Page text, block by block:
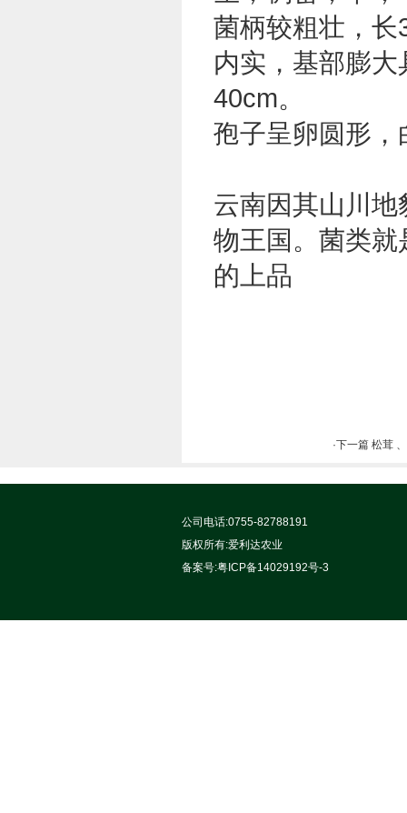
菌柄较粗壮，长
内实，基部膨
40cm。
孢子呈卵圆形
云南因其山川地
物王国。菌类就
的上品
·下一篇 松茸
公司电话:0755-82788191
版权所有:爱利达农业
备案号:粤ICP备14029192号-3